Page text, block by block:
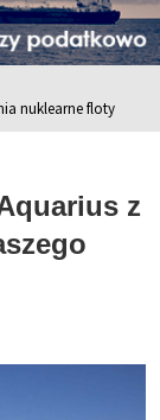
nuklearne floty
z